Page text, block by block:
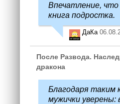
Впечатление, что
книга подростка.
ДаКа
После Развода.
дракона
Благодаря таким
мужички уверены: